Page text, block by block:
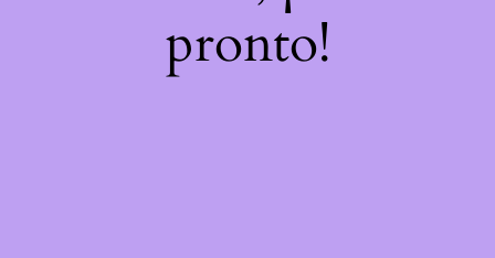
pronto!